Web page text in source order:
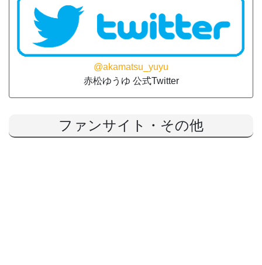
@akamatsu_yuyu
赤松ゆうゆ 公式Twitter
ファンサイト・その他